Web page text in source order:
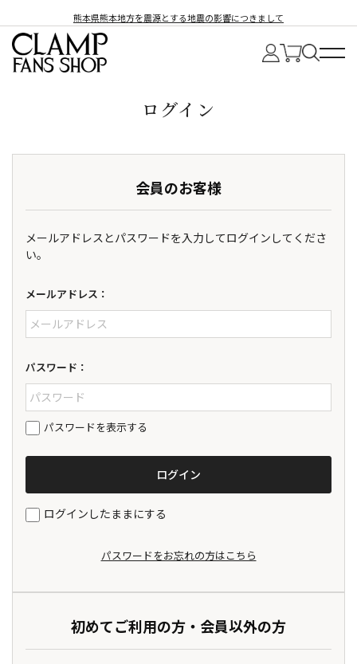
熊本県熊本地方を震源とする地震の影響につきまして
ログイン
会員のお客様
メールアドレスとパスワードを入力してログインしてくださ
い。
メールアドレス：
パスワード：
パスワードを表示する
ログインしたままにする
パスワードをお忘れの方はこちら
初めてご利用の方・会員以外の方